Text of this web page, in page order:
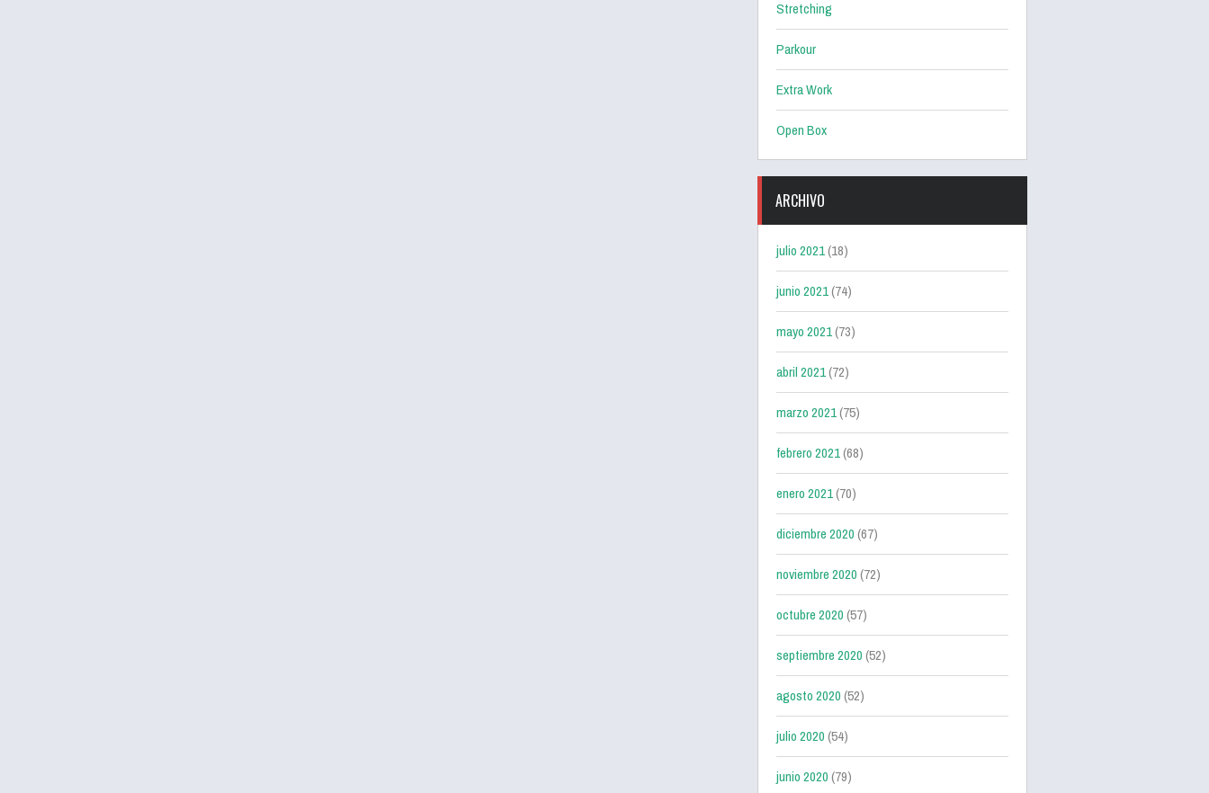
Stretching
Parkour
Extra Work
Open Box
ARCHIVO
julio 2021(18)
junio 2021(74)
mayo 2021(73)
abril 2021(72)
marzo 2021(75)
febrero 2021(68)
enero 2021(70)
diciembre 2020(67)
noviembre 2020(72)
octubre 2020(57)
septiembre 2020(52)
agosto 2020(52)
julio 2020(54)
junio 2020(79)